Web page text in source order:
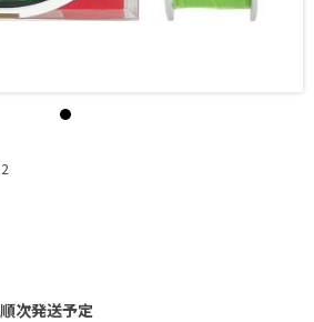
次発送予定